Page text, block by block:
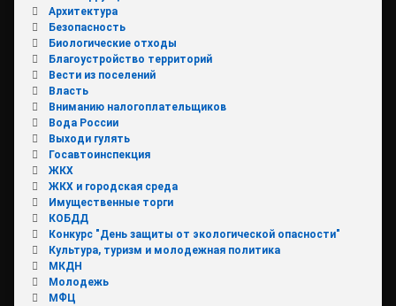
Архитектура
Безопасность
Биологические отходы
Благоустройство территорий
Вести из поселений
Власть
Вниманию налогоплательщиков
Вода России
Выходи гулять
Госавтоинспекция
ЖКХ
ЖКХ и городская среда
Имущественные торги
КОБДД
Конкурс "День защиты от экологической опасности"
Культура, туризм и молодежная политика
МКДН
Молодежь
МФЦ